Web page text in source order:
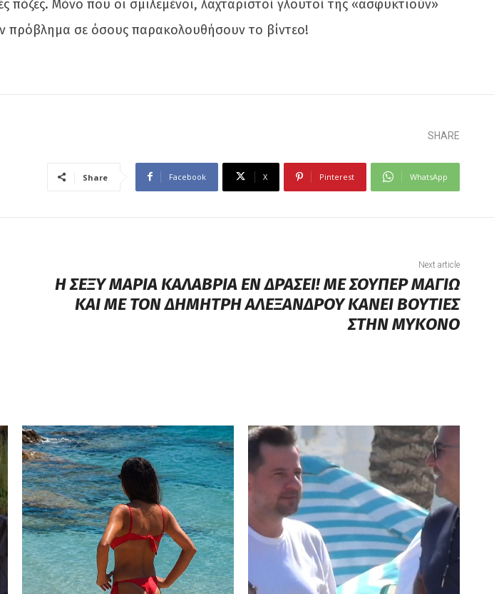
πόζες. Μόνο που οι σμιλεμένοι, λαχταριστοί γλουτοί της «ασφυκτιούν»
πρόβλημα σε όσους παρακολουθήσουν το βίντεο!
SHARE
Share Facebook X Pinterest WhatsApp
Next article
Η ΣΕΞΥ ΜΑΡΙΑ ΚΑΛΑΒΡΙΑ ΕΝ ΔΡΑΣΕΙ! ΜΕ ΣΟΥΠΕΡ ΜΑΓΙΩ
ΚΑΙ ΜΕ ΤΟΝ ΔΗΜΗΤΡΗ ΑΛΕΞΑΝΔΡΟΥ ΚΑΝΕΙ ΒΟΥΤΙΕΣ
ΣΤΗΝ ΜΥΚΟΝΟ